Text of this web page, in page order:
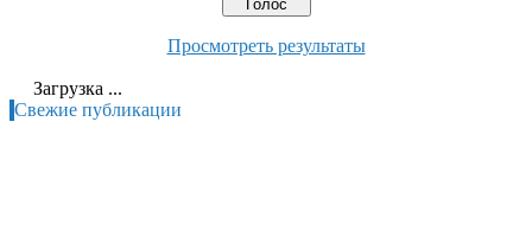
Просмотреть результаты
Загрузка ...
Свежие публикации